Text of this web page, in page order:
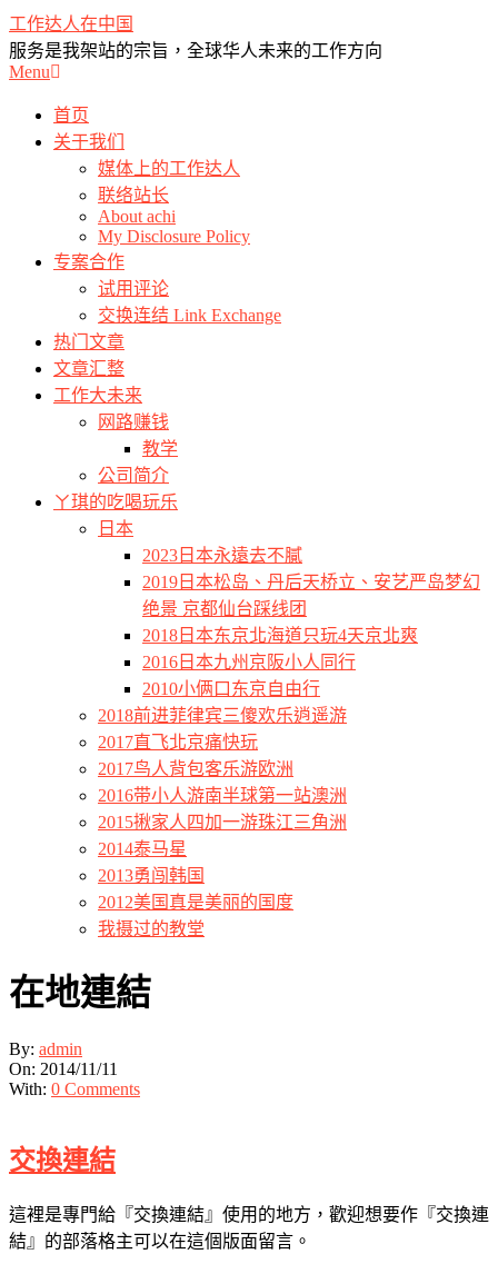
Skip
to
content
工作达人在中国
服务是我架站的宗旨，全球华人未来的工作方向
Primary
Menu
Menu
首页
关于我们
媒体上的工作达人
联络站长
About achi
My Disclosure Policy
专案合作
试用评论
交换连结 Link Exchange
热门文章
文章汇整
工作大未来
网路赚钱
教学
公司简介
ㄚ琪的吃喝玩乐
日本
2023日本永遠去不膩
2019日本松岛、丹后天桥立、安艺严岛梦幻
绝景 京都仙台踩线团
2018日本东京北海道只玩4天京北爽
2016日本九州京阪小人同行
2010小俩口东京自由行
2018前进菲律宾三傻欢乐逍遥游
2017直飞北京痛快玩
2017鸟人背包客乐游欧洲
2016带小人游南半球第一站澳洲
2015揪家人四加一游珠江三角洲
2014泰马星
2013勇闯韩国
2012美国真是美丽的国度
我摄过的教堂
在地連結
By: admin
On: 2014/11/11
With: 0 Comments
交換連結
這裡是專門給『交換連結』使用的地方，歡迎想要作『交換連
結』的部落格主可以在這個版面留言。